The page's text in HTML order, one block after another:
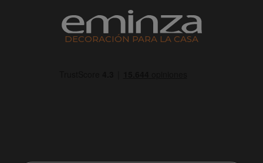
DECORACIÓN PARA LA CASA